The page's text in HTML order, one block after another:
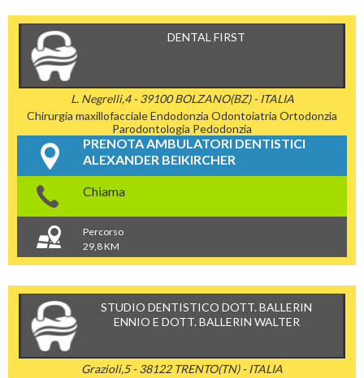
DENTAL FIRST
L. Negrelli,4 - 39100 BOLZANO(BZ) - ITALIA
Chirurgia maxillofaccialeEndodonzia Odontoiatria Ortodonzia
Parodontologia Pedodonzia
PRENOTA AMBULATORI DENTISTICI
ALEXANDER BEIKIRCHER
Chiama
Percorso
29,8 KM
STUDIO DENTISTICO DOTT. BALLERIN
ENNIO E DOTT. BALLERIN WALTER
Grazioli,5 - 38122 TRENTO(TN) - ITALIA